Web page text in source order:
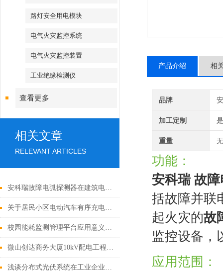
路灯安全用电模块
电气火灾监控系统
电气火灾监控装置
工业绝缘检测仪
查看更多
相关文章
RELEVANT ARTICLES
安科瑞故障电弧探测器在建筑电气的设计与应用设计与应用器
关于居民小区电动汽车有序充电策略
校园能耗监测管理平台应用意义分析
微山创达商务大厦10kV配电工程电力监控系统 的设计与应用
浅谈分布式光伏系统在工业企业的设计及应用
产品介绍 相
品牌
加工定制 是
重量
功能：
安科瑞 故障
括故障并联
起火灾的故
监控设备，
应用范围：